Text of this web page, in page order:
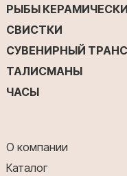
РЫБЫ
СВИСТКИ
СУВЕНИРНЫЙ
ТАЛИСМАНЫ
ЧАСЫ
О компании
Каталог